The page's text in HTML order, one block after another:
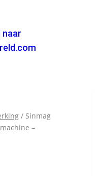
naar
/ Sinmag
–